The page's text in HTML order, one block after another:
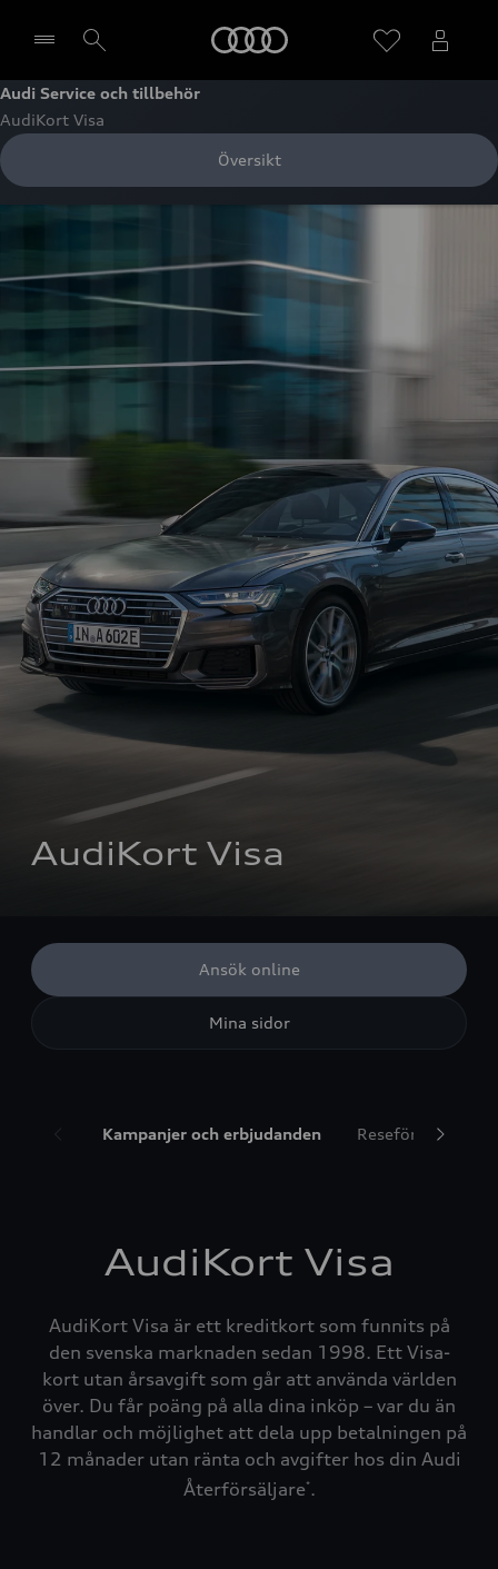
Välj återförsäljare
Audi Service och tillbehör
AudiKort Visa
Översikt
AudiKort Visa
Ansök online
Mina sidor
Kampanjer och erbjudanden Reseförsäkring
AudiKort Visa
AudiKort Visa är ett kreditkort som funnits på
den svenska marknaden sedan 1998. Ett Visa-
kort utan årsavgift som går att använda världen
över. Du får poäng på alla dina inköp – var du än
handlar och möjlighet att dela upp betalningen på
12 månader utan ränta och avgifter hos din Audi
Återförsäljare*.